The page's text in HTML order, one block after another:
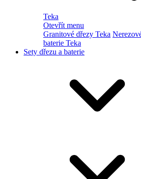
Teka
Otevřít menu
Granitové dřezy Teka
baterie Teka
Sety dřezu a baterie